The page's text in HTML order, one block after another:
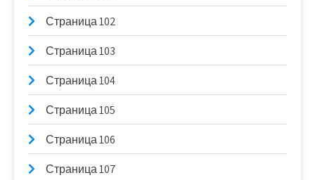
Страница 102
Страница 103
Страница 104
Страница 105
Страница 106
Страница 107